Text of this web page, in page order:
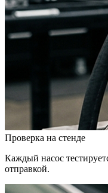
Проверка на стенде
Каждый насос
отправкой.